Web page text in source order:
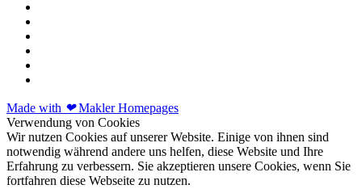
Made with ❤Makler Homepages
Verwendung von Cookies
Wir nutzen Cookies auf unserer Website. Einige von ihnen sind
notwendig während andere uns helfen, diese Website und Ihre
Erfahrung zu verbessern. Sie akzeptieren unsere Cookies, wenn Sie
fortfahren diese Webseite zu nutzen.